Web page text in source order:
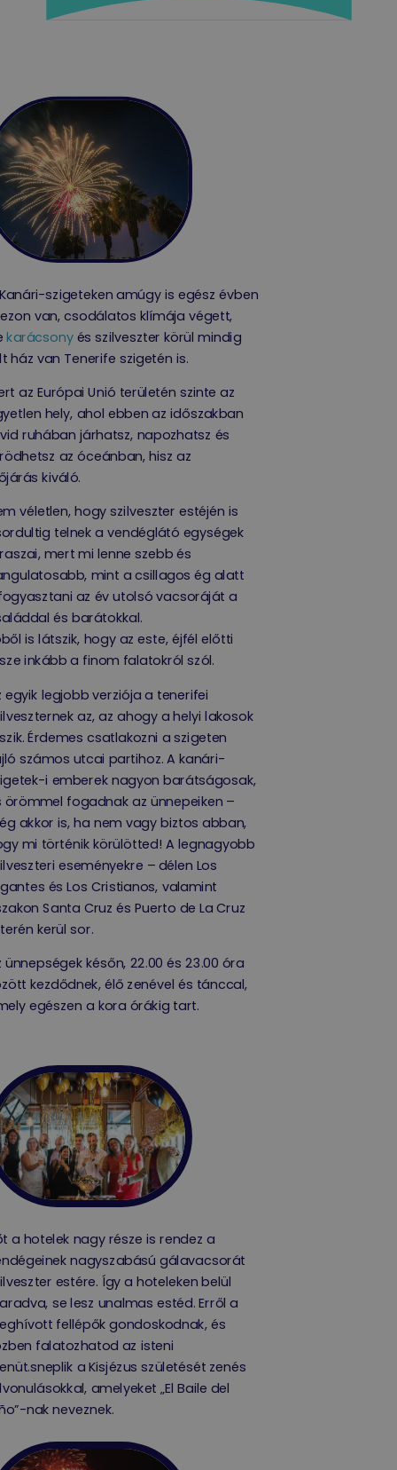
szigeteken amúgy is egész évben
van, csodálatos klímája végett,
karácsony és szilveszter körül mindig
ház van Tenerife szigetén is.
az Európai Unió területén szinte az
hely, ahol ebben az időszakban
ruhában járhatsz, napozhatsz és
az óceánban, hisz az
kiváló.
véletlen, hogy szilveszter estéjén is
telnek a vendéglátó egységek
mert mi lenne szebb és
mint a csillagos ég alatt
az év utolsó vacsoráját a
és barátokkal.
is látszik, hogy az este, éjfél előtti
inkább a finom falatokról szól.
egyik legjobb verziója a tenerifei
az, az ahogy a helyi lakosok
Érdemes csatlakozni a szigeten
számos utcai partihoz. A kanári-
i emberek nagyon barátságosak,
örömmel fogadnak az ünnepeiken –
akkor is, ha nem vagy biztos abban,
mi történik körülötted! A legnagyobb
eseményekre – délen Los
és Los Cristianos, valamint
Santa Cruz és Puerto de La Cruz
kerül sor.
ünnepségek későn, 22.00 és 23.00 óra
kezdődnek, élő zenével és tánccal,
egészen a kora órákig tart.
a hotelek nagy része is rendez a
nagyszabású gálavacsorát
estére. Így a hoteleken belül
se lesz unalmas estéd. Erről a
fellépők gondoskodnak, és
falatozhatod az isteni
sneplik a Kisjézus születését zenés
amelyeket „El Baile del
nak neveznek.